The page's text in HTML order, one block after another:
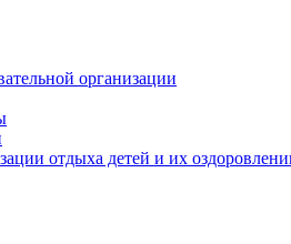
организации
отдыха детей и их